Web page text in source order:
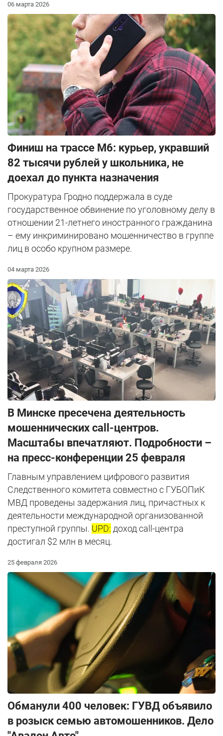
06 марта 2026
Финиш на трассе М6: курьер, укравший
82 тысячи рублей у школьника, не
доехал до пункта назначения
Прокуратура Гродно поддержала в суде
государственное обвинение по уголовному делу в
отношении 21-летнего иностранного гражданина
– ему инкриминировано мошенничество в группе
лиц в особо крупном размере.
04 марта 2026
В Минске пресечена деятельность
мошеннических call-центров.
Масштабы впечатляют. Подробности –
на пресс-конференции 25 февраля
Главным управлением цифрового развития
Следственного комитета совместно с ГУБОПиК
МВД проведены задержания лиц, причастных к
деятельности международной организованной
преступной группы. UPD: доход call-центра
достигал $2 млн в месяц.
25 февраля 2026
Обманули 400 человек: ГУВД объявило
в розыск семью автомошенников. Дело